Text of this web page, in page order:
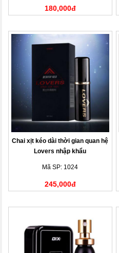
180,000đ
Chai xịt kéo dài thời gian quan hệ
Lovers nhập khẩu
Mã SP: 1024
245,000đ